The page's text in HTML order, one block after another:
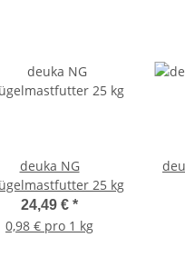
deuka NG
25 kg
24,49 € *
0,98 € pro 1 kg